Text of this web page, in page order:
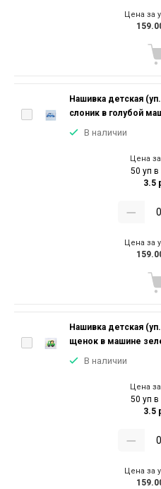
Цена за
Нашивка детская
слоник в голубой
В наличии
Цена
50 уп в
3.5
Цена за
Нашивка детская
щенок в машине
В наличии
Цена
50 уп в
3.5
Цена за